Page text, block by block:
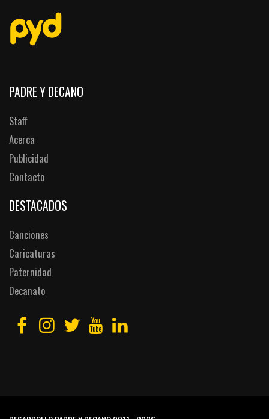
PADRE Y DECANO
Staff
Acerca
Publicidad
Contacto
DESTACADOS
Canciones
Caricaturas
Paternidad
Decanato